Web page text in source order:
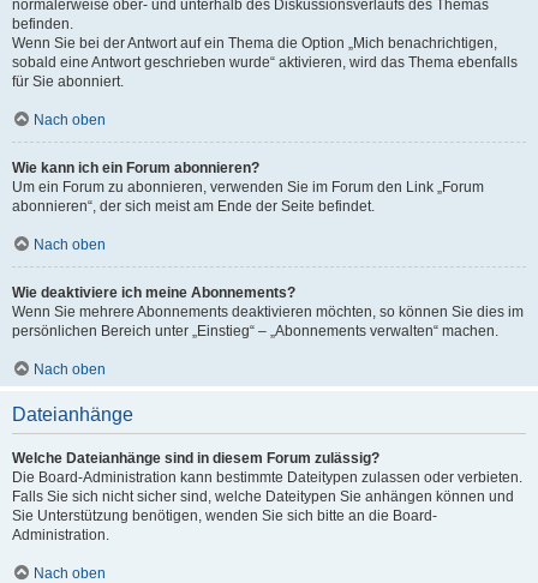
normalerweise ober- und unterhalb des Diskussionsverlaufs des Themas
befinden.
Wenn Sie bei der Antwort auf ein Thema die Option „Mich benachrichtigen,
sobald eine Antwort geschrieben wurde“ aktivieren, wird das Thema ebenfalls
für Sie abonniert.
Nach oben
Wie kann ich ein Forum abonnieren?
Um ein Forum zu abonnieren, verwenden Sie im Forum den Link „Forum
abonnieren“, der sich meist am Ende der Seite befindet.
Nach oben
Wie deaktiviere ich meine Abonnements?
Wenn Sie mehrere Abonnements deaktivieren möchten, so können Sie dies im
persönlichen Bereich unter „Einstieg“ – „Abonnements verwalten“ machen.
Nach oben
Dateianhänge
Welche Dateianhänge sind in diesem Forum zulässig?
Die Board-Administration kann bestimmte Dateitypen zulassen oder verbieten.
Falls Sie sich nicht sicher sind, welche Dateitypen Sie anhängen können und
Sie Unterstützung benötigen, wenden Sie sich bitte an die Board-
Administration.
Nach oben